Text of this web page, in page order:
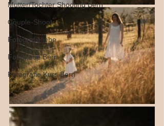
Mutter/Tochter Shooting Bern
Couple-Shoot
Fotografieliebe
Fotokurse Bern
Fotografie Kurs Bern